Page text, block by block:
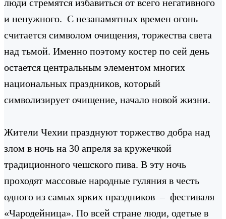
люди стремятся избавиться от всего негативного
и ненужного. С незапамятных времен огонь
считается символом очищения, торжества света
над тьмой. Именно поэтому костер по сей день
остается центральным элементом многих
национальных праздников, который
символизирует очищение, начало новой жизни.
Жители Чехии празднуют торжество добра над
злом в ночь на 30 апреля за кружечкой
традиционного чешского пива. В эту ночь
проходят массовые народные гуляния в честь
одного из самых ярких праздников – фестиваля
«Чародейница». По всей стране люди, одетые в